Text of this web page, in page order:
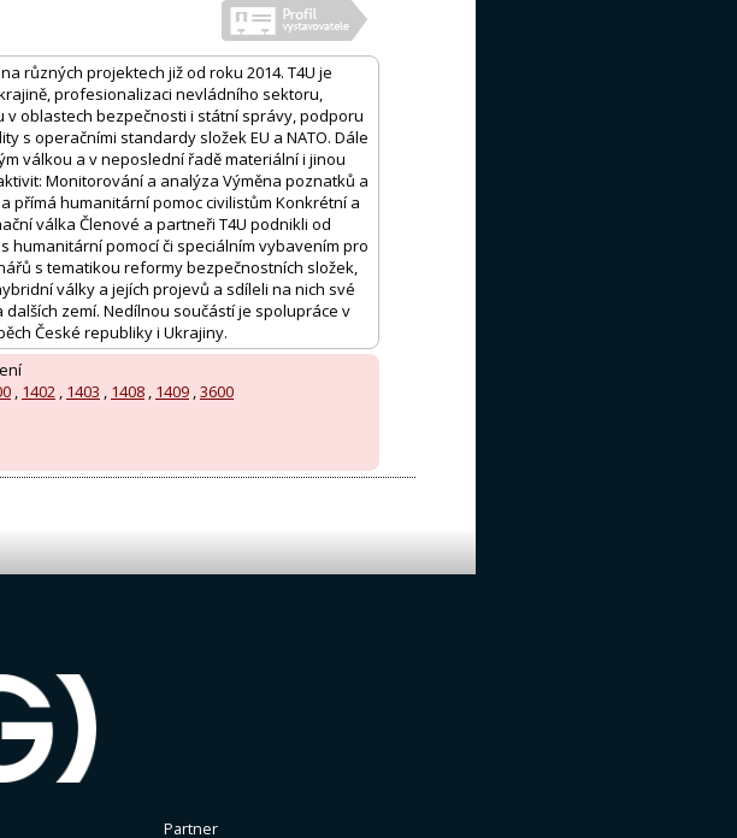
různých projektech již od roku 2014. T4U je
profesionalizaci nevládního sektoru,
oblastech bezpečnosti i státní správy, podporu
s operačními standardy složek EU a NATO. Dále
válkou a v neposlední řadě materiální i jinou
Monitorování a analýza Výměna poznatků a
přímá humanitární pomoc civilistům Konkrétní a
válka Členové a partneři T4U podnikli od
humanitární pomocí či speciálním vybavením pro
s tematikou reformy bezpečnostních složek,
války a jejích projevů a sdíleli na nich své
zemí. Nedílnou součástí je spolupráce v
České republiky i Ukrajiny.
, 1402 , 1403 , 1408 , 1409 ,3600
Partner